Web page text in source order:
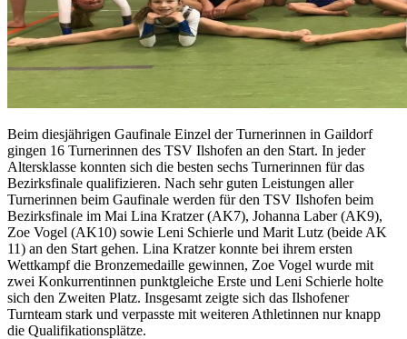
Beim diesjährigen Gaufinale Einzel der Turnerinnen in Gaildorf
gingen 16 Turnerinnen des TSV Ilshofen an den Start. In jeder
Altersklasse konnten sich die besten sechs Turnerinnen für das
Bezirksfinale qualifizieren. Nach sehr guten Leistungen aller
Turnerinnen beim Gaufinale werden für den TSV Ilshofen beim
Bezirksfinale im Mai Lina Kratzer (AK7), Johanna Laber (AK9),
Zoe Vogel (AK10) sowie Leni Schierle und Marit Lutz (beide AK
11) an den Start gehen. Lina Kratzer konnte bei ihrem ersten
Wettkampf die Bronzemedaille gewinnen, Zoe Vogel wurde mit
zwei Konkurrentinnen punktgleiche Erste und Leni Schierle holte
sich den Zweiten Platz. Insgesamt zeigte sich das Ilshofener
Turnteam stark und verpasste mit weiteren Athletinnen nur knapp
die Qualifikationsplätze.